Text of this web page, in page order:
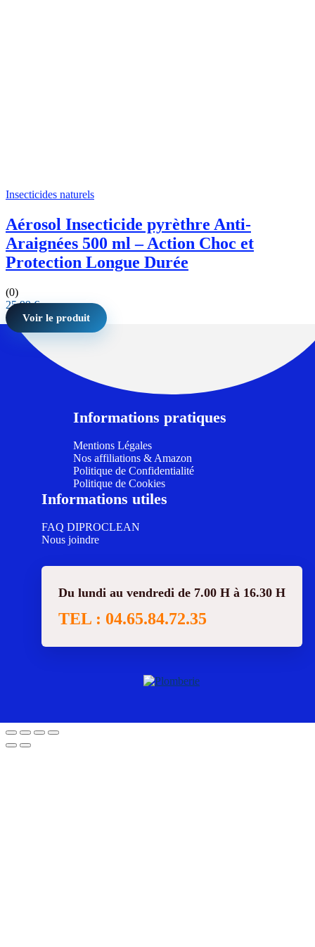
Insecticides naturels
Aérosol Insecticide pyrèthre Anti-
Araignées 500 ml – Action Choc et
Protection Longue Durée
(0)
25,99€
Voir le produit
Informations pratiques
Mentions Légales
Nos affiliations & Amazon
Politique de Confidentialité
Politique de Cookies
Informations utiles
FAQ DIPROCLEAN
Nous joindre
Du lundi au vendredi de 7.00 H à 16.30 H
TEL : 04.65.84.72.35